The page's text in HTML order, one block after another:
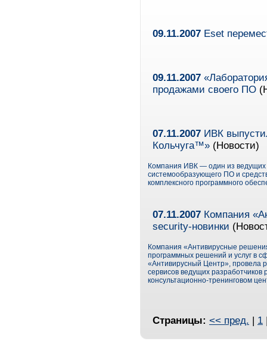
09.11.2007 Eset
09.11.2007
продажами своего ПО
07.11.2007 ИВК
Кольчуга™» (Новости)
Компания ИВК — один из ведущих
системообразующего ПО и
комплексного программного
07.11.2007 Компания
security-новинки
Компания «Антивирусные
программных решений и услуг в
«Антивирусный Центр», провела
сервисов ведущих
консультационно-тренинговом
Страницы: << пред. | 1